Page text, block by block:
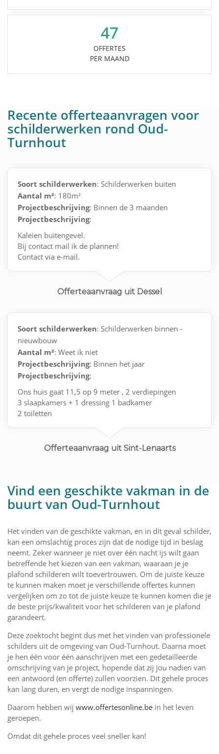
47
OFFERTES
PER MAAND
Recente offerteaanvragen voor
schilderwerken rond Oud-
Turnhout
Soort schilderwerken: Schilderwerken buiten
Aantal m²: 180m²
Projectbeschrijving: Binnen de 3 maanden
Projectbeschrijving:
Kaleien buitengevel.
Bij contact mail ik de plannen!
Contact via e-mail.
Offerteaanvraag uit Dessel
Soort schilderwerken: Schilderwerken binnen -
nieuwbouw
Aantal m²: Weet ik niet
Projectbeschrijving: Binnen het jaar
Projectbeschrijving:
Ons huis gaat 11,5 op 9 meter , 2 verdiepingen
3 slaapkamers + 1 dressing 1 badkamer
2 toiletten
Offerteaanvraag uit Sint-Lenaarts
Vind een geschikte vakman in de
buurt van Oud-Turnhout
Het vinden van de geschikte vakman, en in dit geval schilder,
kan een omslachtig proces zijn dat de nodige tijd in beslag
neemt. Zeker wanneer je niet over één nacht ijs wilt gaan
betreffende het kiezen van een vakman, waaraan je je
plafond schilderen wilt toevertrouwen. Om de juiste keuze
te kunnen maken moet je verschillende offertes kunnen
vergelijken om zo tot de juiste keuze te kunnen komen die je
de beste prijs/kwaliteit voor het schilderen van je plafond
garandeert.
Deze zoektocht begint dus met het vinden van professionele
schilders uit de omgeving van Oud-Turnhout. Daarna moet
je hen één voor één aanschrijven met een gedetailleerde
omschrijving van je project, hopende dat zij jou nadien van
een antwoord (en offerte) zullen voorzien. Dit gehele proces
kan lang duren, en vergt de nodige inspanningen.
Daarom hebben wij www.offertesonline.be in het leven
geroepen.
Omdat dit gehele proces veel sneller kan!